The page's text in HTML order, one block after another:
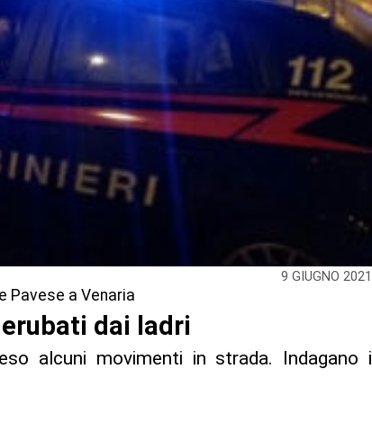
9 GIUGNO 2021
Pavese a Venaria
dai ladri
alcuni movimenti in strada. Indagano i